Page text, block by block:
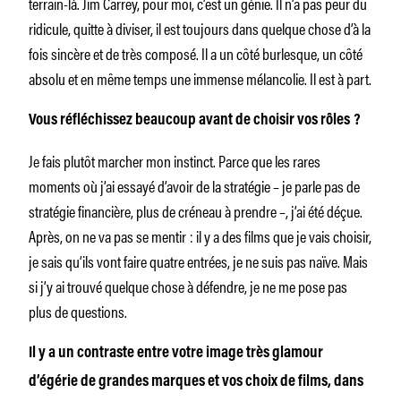
ridicule, quitte à diviser, il est toujours dans quelque chose d’à la
fois sincère et de très composé. Il a un côté burlesque, un côté
absolu et en même temps une immense mélancolie. Il est à part.
Vous réfléchissez beaucoup avant de choisir vos rôles ?
Je fais plutôt marcher mon instinct. Parce que les rares
moments où j’ai essayé d’avoir de la stratégie – je parle pas de
stratégie financière, plus de créneau à prendre –, j’ai été déçue.
Après, on ne va pas se mentir : il y a des films que je vais choisir,
je sais qu’ils vont faire quatre entrées, je ne suis pas naïve. Mais
si j’y ai trouvé quelque chose à défendre, je ne me pose pas
plus de questions.
Il y a un contraste entre votre image très glamour
d’égérie de grandes marques et vos choix de films, dans